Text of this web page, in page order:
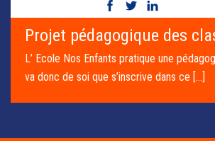
Les classes vertes : la
Une classe verte est organisée
primaire. Elle dure une semaine et a en